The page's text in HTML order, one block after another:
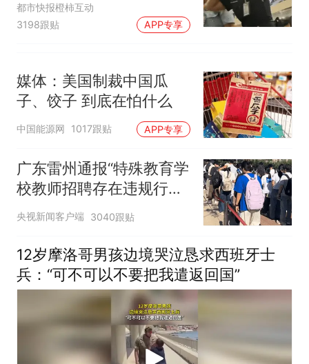
作，泰国机场最新回应：
拒绝登机决定由航司作
改签但没兑现
都市快报橙柿互动
3198跟贴
APP专享
媒体：美国制裁中国瓜
子、饺子 到底在怕什么
中国能源网 1017跟贴 APP专享
广东雷州通报“特殊教育学
校教师招聘存在违规行
为”：已启动问责程序 副
央视新闻客户端 3040跟贴
12岁摩洛哥男孩边境哭泣恳求西班牙士
兵：“可不可以不要把我遣返回国”